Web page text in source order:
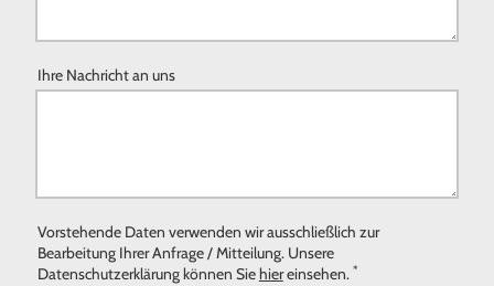
Ihre Nachricht an uns
Vorstehende Daten verwenden wir ausschließlich zur
Bearbeitung Ihrer Anfrage / Mitteilung. Unsere
Datenschutzerklärung können Sie hiereinsehen. *